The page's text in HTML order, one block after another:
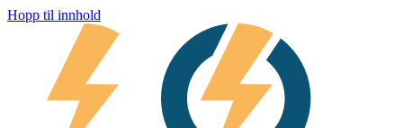
Hopp til innhold